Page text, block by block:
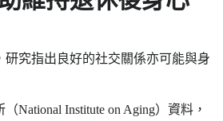
研究指出良好的社交關係亦可能與身
National Institute on Aging）資料，